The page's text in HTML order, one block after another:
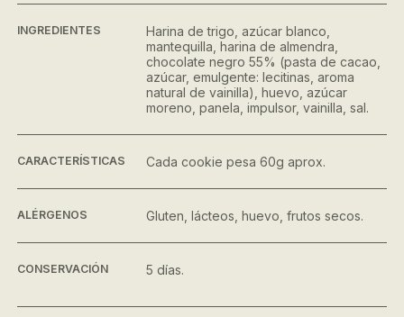
INGREDIENTES
Harina de trigo, azúcar blanco,
mantequilla, harina de almendra,
chocolate negro 55% (pasta de cacao,
azúcar, emulgente: lecitinas, aroma
natural de vainilla), huevo, azúcar
moreno, panela, impulsor, vainilla, sal.
CARACTERÍSTICAS Cada cookie pesa 60g aprox.
ALÉRGENOS Gluten, lácteos, huevo, frutos secos.
CONSERVACIÓN 5 días.